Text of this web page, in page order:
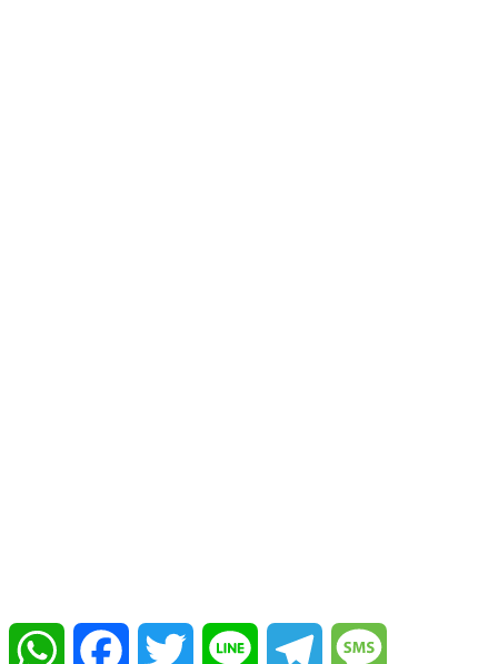
WhatsAppFacebook Twitter Line Telegram